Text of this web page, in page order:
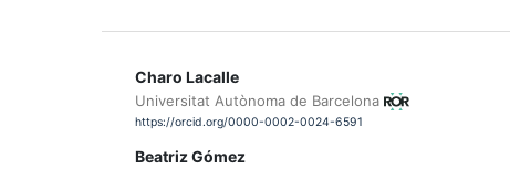
Charo Lacalle
Universitat Autònoma de Barcelona
https://orcid.org/0000-0002-0024-6591
Beatriz Gómez